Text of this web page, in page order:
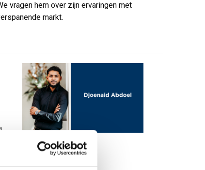
vragen hem over zijn ervaringen met
markt.